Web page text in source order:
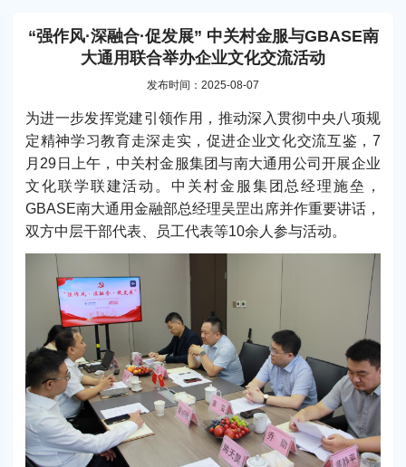
“强作风·深融合·促发展” 中关村金服与GBASE南
大通用联合举办企业文化交流活动
发布时间：2025-08-07
为进一步发挥党建引领作用，推动深入贯彻中央八项规
定精神学习教育走深走实，促进企业文化交流互鉴，7
月29日上午，中关村金服集团与南大通用公司开展企业
文化联学联建活动。中关村金服集团总经理施垒，
GBASE南大通用金融部总经理吴罡出席并作重要讲话，
双方中层干部代表、员工代表等10余人参与活动。